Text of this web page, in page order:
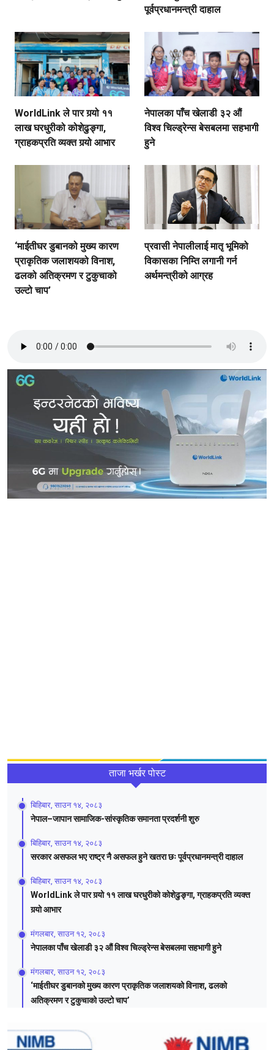
पूर्वप्रधानमन्त्री दाहाल
WorldLink ले पार गर्‍यो ११
लाख घरधुरीको कोशेढुङ्गा,
ग्राहकप्रति व्यक्त गर्‍यो आभार
नेपालका पाँच खेलाडी ३२ औं
विश्व चिल्ड्रेन्स बेसबलमा सहभागी
हुने
‘माईतीघर डुबानको मुख्य कारण
प्राकृतिक जलाशयको विनाश,
ढलको अतिक्रमण र टुकुचाको
उल्टो चाप’
प्रवासी नेपालीलाई मातृ भूमिको
विकासका निम्ति लगानी गर्न
अर्थमन्त्रीको आग्रह
ताजा भर्खर पोस्ट
बिहिबार, साउन १४, २०८३
नेपाल–जापान सामाजिक-सांस्कृतिक समानता प्रदर्शनी शुरु
बिहिबार, साउन १४, २०८३
सरकार असफल भए राष्ट्र नै असफल हुने खतरा छः पूर्वप्रधानमन्त्री दाहाल
बिहिबार, साउन १४, २०८३
WorldLink ले पार गर्‍यो ११ लाख घरधुरीको कोशेढुङ्गा, ग्राहकप्रति व्यक्त
गर्‍यो आभार
मंगलबार, साउन १२, २०८३
नेपालका पाँच खेलाडी ३२ औं विश्व चिल्ड्रेन्स बेसबलमा सहभागी हुने
मंगलबार, साउन १२, २०८३
‘माईतीघर डुबानको मुख्य कारण प्राकृतिक जलाशयको विनाश, ढलको
अतिक्रमण र टुकुचाको उल्टो चाप’